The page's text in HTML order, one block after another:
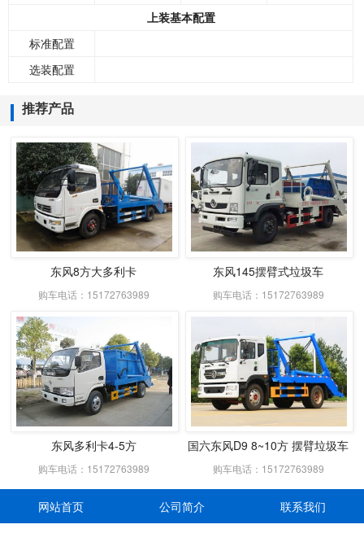
上装基本配置
标准配置
选装配置
推荐产品
东风8方大多利卡
购车电话：15172763989
东风145摆臂式垃圾车
购车电话：15172763989
东风多利卡4-5方
购车电话：15172763989
国六东风D9 8~10方 摆臂垃圾车
购车电话：15172763989
网站首页 公司简介 联系我们